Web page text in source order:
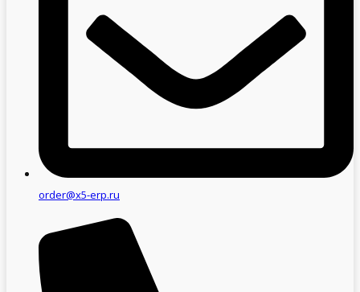
order@x5-erp.ru